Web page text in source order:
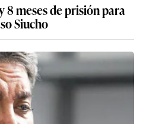
8 meses de prisión para
Siucho